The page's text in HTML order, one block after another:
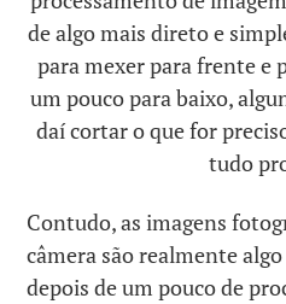
de algo mais direto e
para mexer para frente e
um pouco para baixo,
daí cortar o que for
tudo
Contudo, as imagens
câmera são realmente
depois de um pouco de